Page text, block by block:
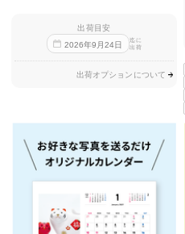
出荷目安
2026年9 月24日
迄に
出荷
出荷オプションについて